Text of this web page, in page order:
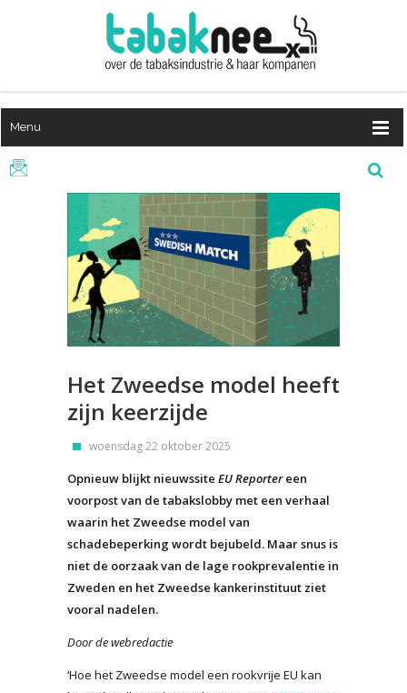
Menu
Het Zweedse model heeft
zijn keerzijde
woensdag 22 oktober 2025
Opnieuw blijkt nieuwssite EU Reportereen
voorpost van de tabakslobby met een verhaal
waarin het Zweedse model van
schadebeperking wordt bejubeld. Maar snus is
niet de oorzaak van de lage rookprevalentie in
Zweden en het Zweedse kankerinstituut ziet
vooral nadelen.
Door de webredactie
‘Hoe het Zweedse model een rookvrije EU kan